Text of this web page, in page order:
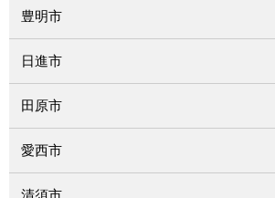
豊明市
日進市
田原市
愛西市